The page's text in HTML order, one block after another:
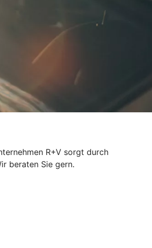
R+V sorgt durch
beraten Sie gern.